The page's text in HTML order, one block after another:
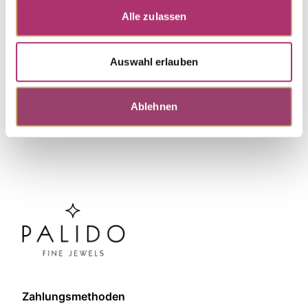
Alle zulassen
Auswahl erlauben
Ablehnen
Weitere Stücke entdecken.
Zahlungsmethoden